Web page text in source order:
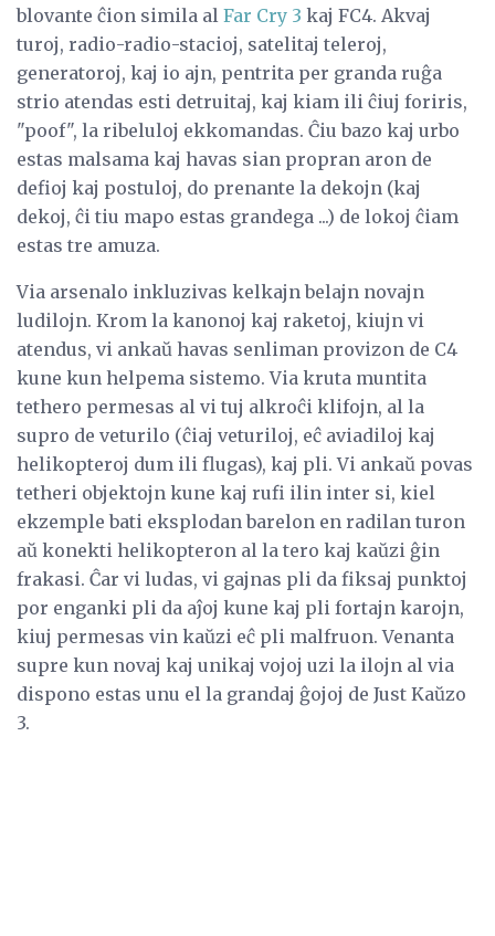
blovante ĉion simila al Far Cry 3 kaj FC4. Akvaj
turoj, radio-radio-stacioj, satelitaj teleroj,
generatoroj, kaj io ajn, pentrita per granda ruĝa
strio atendas esti detruitaj, kaj kiam ili ĉiuj foriris,
"poof", la ribeluloj ekkomandas. Ĉiu bazo kaj urbo
estas malsama kaj havas sian propran aron de
defioj kaj postuloj, do prenante la dekojn (kaj
dekoj, ĉi tiu mapo estas grandega ...) de lokoj ĉiam
estas tre amuza.
Via arsenalo inkluzivas kelkajn belajn novajn
ludilojn. Krom la kanonoj kaj raketoj, kiujn vi
atendus, vi ankaŭ havas senliman provizon de C4
kune kun helpema sistemo. Via kruta muntita
tethero permesas al vi tuj alkroĉi klifojn, al la
supro de veturilo (ĉiaj veturiloj, eĉ aviadiloj kaj
helikopteroj dum ili flugas), kaj pli. Vi ankaŭ povas
tetheri objektojn kune kaj rufi ilin inter si, kiel
ekzemple bati eksplodan barelon en radilan turon
aŭ konekti helikopteron al la tero kaj kaŭzi ĝin
frakasi. Ĉar vi ludas, vi gajnas pli da fiksaj punktoj
por enganki pli da aĵoj kune kaj pli fortajn karojn,
kiuj permesas vin kaŭzi eĉ pli malfruon. Venanta
supre kun novaj kaj unikaj vojoj uzi la ilojn al via
dispono estas unu el la grandaj ĝojoj de Just Kaŭzo
3.